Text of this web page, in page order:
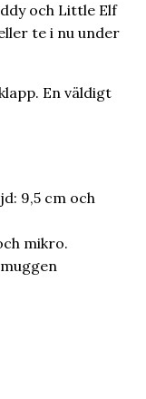
och Little Elf
te i nu under
En väldigt
9,5 cm och
mikro.